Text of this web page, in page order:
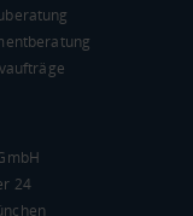
/ Kreisfreie Stadt
24